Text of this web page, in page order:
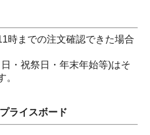
時までの注文確認できた場合
・祝祭日・年末年始等)はそ
。
ライスボード